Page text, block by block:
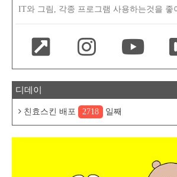
IT와 그림, 각종 프로그램 사용하는것을 좋
디데이
친효스킨 배포 2718 일째